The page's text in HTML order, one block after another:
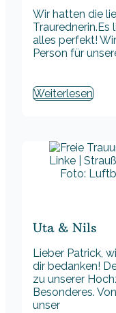
Wir hatten die
alles perfekt!
Person für
Weiterlesen
Foto:
Uta & Nils
Lieber Patrick,
dir bedanken!
zu unserer
Besonderes.
unser